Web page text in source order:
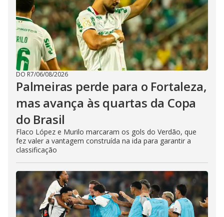
DO R7/06/08/2026
Palmeiras perde para o Fortaleza,
mas avança às quartas da Copa
do Brasil
Flaco López e Murilo marcaram os gols do Verdão, que
fez valer a vantagem construída na ida para garantir a
classificação